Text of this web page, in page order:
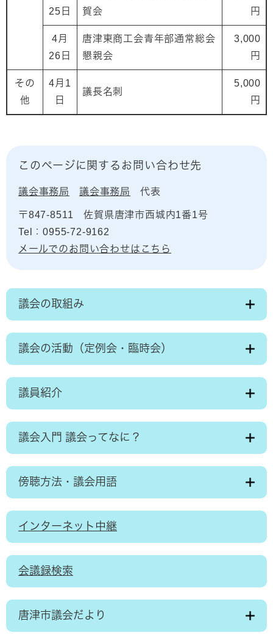
25日
賀会
円
4月
26日
唐津東商工会青年部通常総会
懇親会
3,000
円
その
他
4月1
日
議長名刺
5,000
円
このページに関するお問い合わせ先
議会事務局 議会事務局 代表
〒847-8511
佐賀県唐津市西城内1番1号
Tel：0955-72-9162
メールでのお問い合わせはこちら
議会の取組み
議会の活動（定例会・臨時会）
議員紹介
議会入門 議会ってなに？
傍聴方法・議会用語
インターネット中継
会議録検索
唐津市議会だより